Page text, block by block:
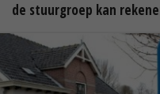
de stuurgroep kan